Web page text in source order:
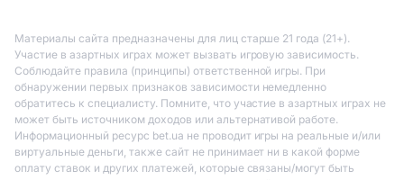
Материалы сайта предназначены для лиц старше 21 года (21+).
Участие в азартных играх может вызвать игровую зависимость.
Соблюдайте правила (принципы) ответственной игры. При
обнаружении первых признаков зависимости немедленно
обратитесь к специалисту. Помните, что участие в азартных играх не
может быть источником доходов или альтернативой работе.
Информационный ресурс bet.ua не проводит игры на реальные и/или
виртуальные деньги, также сайт не принимает ни в какой форме
оплату ставок и других платежей, которые связаны/могут быть